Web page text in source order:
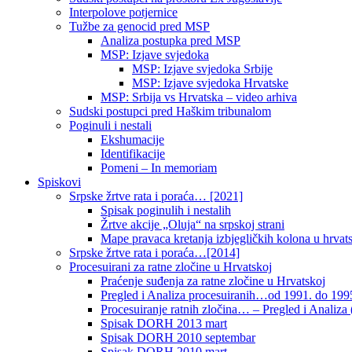
Interpolove potjernice
Tužbe za genocid pred MSP
Analiza postupka pred MSP
MSP: Izjave svjedoka
MSP: Izjave svjedoka Srbije
MSP: Izjave svjedoka Hrvatske
MSP: Srbija vs Hrvatska – video arhiva
Sudski postupci pred Haškim tribunalom
Poginuli i nestali
Ekshumacije
Identifikacije
Pomeni – In memoriam
Spiskovi
Srpske žrtve rata i poraća… [2021]
Spisak poginulih i nestalih
Žrtve akcije „Oluja“ na srpskoj strani
Mape pravaca kretanja izbjegličkih kolona u
Srpske žrtve rata i poraća…[2014]
Procesuirani za ratne zločine u Hrvatskoj
Praćenje suđenja za ratne zločine u Hrvatskoj
Pregled i Analiza procesuiranih…od 1991. do
Procesuiranje ratnih zločina… – Pregled i Analiza
Spisak DORH 2013 mart
Spisak DORH 2010 septembar